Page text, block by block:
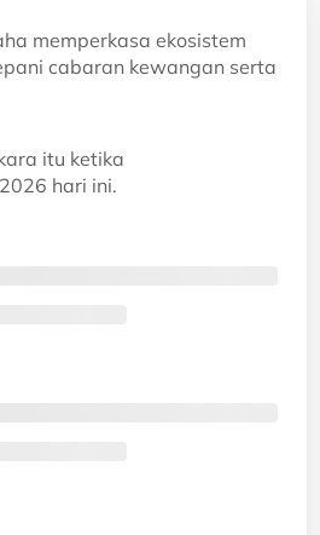
memperkasa ekosistem
cabaran kewangan serta
itu ketika
hari ini.